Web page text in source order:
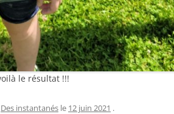
le résultat !!!
Des instantanés le 12 juin 2021 .